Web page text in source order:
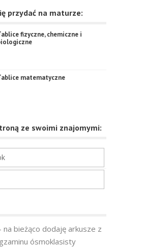
przydać na maturze:
fizyczne, chemiczne i
matematyczne
ze swoimi znajomymi:
bieżąco dodaję arkusze z
ósmoklasisty